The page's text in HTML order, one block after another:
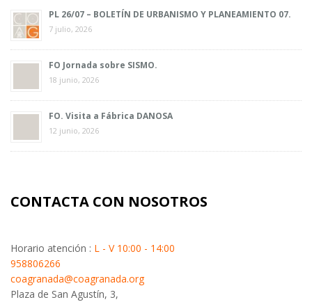
PL 26/07 – BOLETÍN DE URBANISMO Y PLANEAMIENTO 07.
7 julio, 2026
FO Jornada sobre SISMO.
18 junio, 2026
FO. Visita a Fábrica DANOSA
12 junio, 2026
CONTACTA CON NOSOTROS
Horario atención : L - V 10:00 - 14:00
958806266
coagranada@coagranada.org
Plaza de San Agustín, 3,